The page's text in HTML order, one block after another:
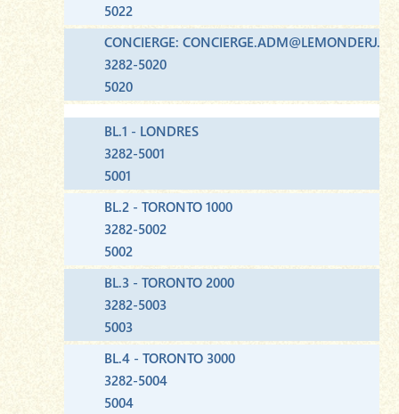
5022
CONCIERGE:
3282-5020
5020
BL.1 - LONDRES
3282-5001
5001
BL.2 - TORONTO 1000
3282-5002
5002
BL.3 - TORONTO 2000
3282-5003
5003
BL.4 - TORONTO 3000
3282-5004
5004